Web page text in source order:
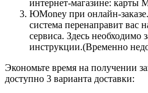
интернет-магазине: карты
ЮMoney при онлайн-
система перенаправит вас
сервиса. Здесь необходимо
инструкции.(Временно
Экономьте время на получении
доступно 3 варианта доставки: